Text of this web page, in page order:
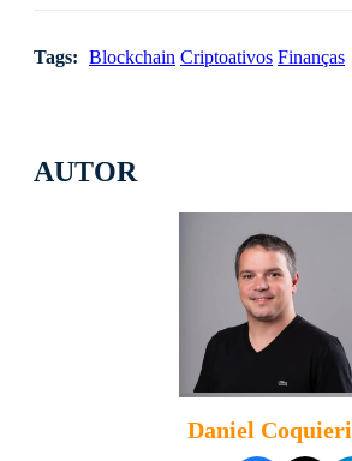
AUTOR
Daniel Coquieri
Tags: Blockchain Criptoativos Finanças